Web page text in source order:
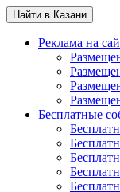
Найти в Казани
Реклама на
Бесплатные